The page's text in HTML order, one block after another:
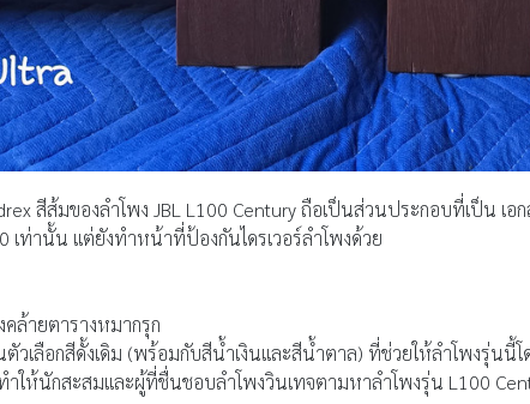
สีส้มของลำโพง JBL L100 Century ถือเป็นส่วนประกอบที่เป็น
เท่านั้น แต่ยังทำหน้าที่ป้องกันไดรเวอร์ลำโพงด้วย
ล้ายตารางหมากรุก
เลือกสีดั้งเดิม (พร้อมกับสีน้ำเงินและสีน้ำตาล) ที่ช่วยให้ลำโพงรุ่นนี้โ
ห้นักสะสมและผู้ที่ชื่นชอบลำโพงวินเทจตามหาลำโพงรุ่น L100